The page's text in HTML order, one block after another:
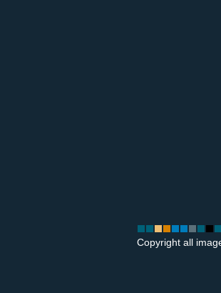
Copyright all